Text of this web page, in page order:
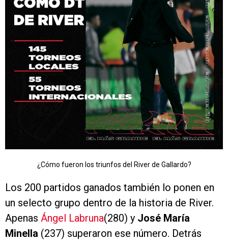
¿Cómo fueron los triunfos del River de Gallardo?
Los 200 partidos ganados también lo ponen en
un selecto grupo dentro de la historia de River.
Apenas Ángel Labruna(280) y José María
Minella (237) superaron ese número. Detrás